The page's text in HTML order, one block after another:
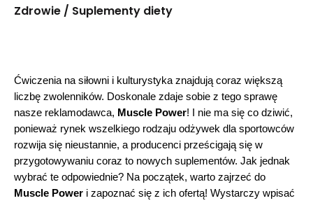
Zdrowie / Suplementy diety
Ćwiczenia na siłowni i kulturystyka znajdują coraz większą
liczbę zwolenników. Doskonale zdaje sobie z tego sprawę
nasze reklamodawca, Muscle Power! I nie ma się co dziwić,
ponieważ rynek wszelkiego rodzaju odżywek dla sportowców
rozwija się nieustannie, a producenci prześcigają się w
przygotowywaniu coraz to nowych suplementów. Jak jednak
Muscle Power i zapoznać się z ich ofertą! Wystarczy wpisać